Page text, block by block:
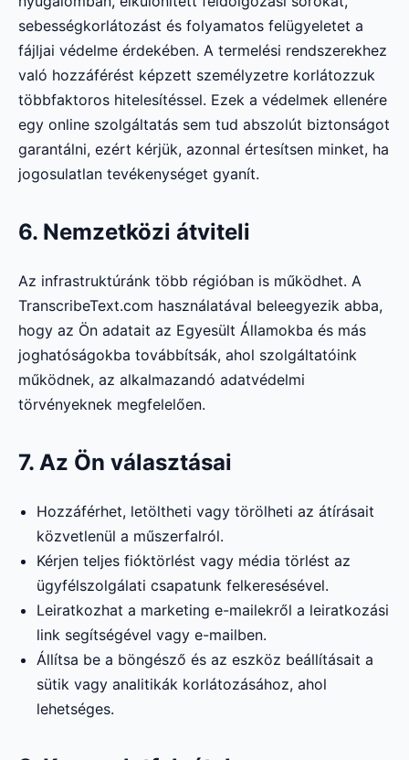
sebességkorlátozást és folyamatos felügyeletet a
fájljai védelme érdekében. A termelési rendszerekhez
való hozzáférést képzett személyzetre korlátozzuk
többfaktoros hitelesítéssel. Ezek a védelmek ellenére
egy online szolgáltatás sem tud abszolút biztonságot
garantálni, ezért kérjük, azonnal értesítsen minket, ha
jogosulatlan tevékenységet gyanít.
6. Nemzetközi átviteli
Az infrastruktúránk több régióban is működhet. A
TranscribeText.com használatával beleegyezik abba,
hogy az Ön adatait az Egyesült Államokba és más
joghatóságokba továbbítsák, ahol szolgáltatóink
működnek, az alkalmazandó adatvédelmi
törvényeknek megfelelően.
7. Az Ön választásai
Hozzáférhet, letöltheti vagy törölheti az átírásait
közvetlenül a műszerfalról.
Kérjen teljes fióktörlést vagy média törlést az
ügyfélszolgálati csapatunk felkeresésével.
Leiratkozhat a marketing e-mailekről a leiratkozási
link segítségével vagy e-mailben.
Állítsa be a böngésző és az eszköz beállításait a
sütik vagy analitikák korlátozásához, ahol
lehetséges.